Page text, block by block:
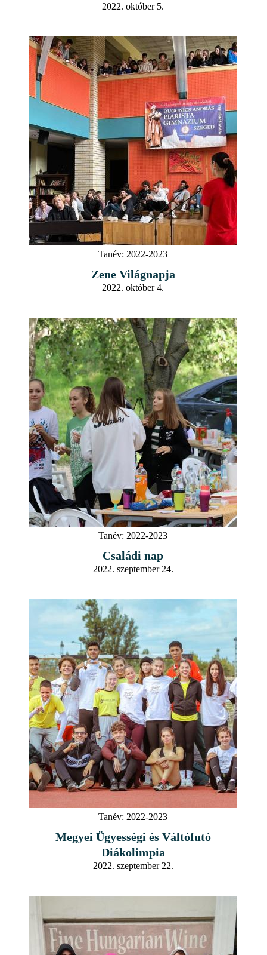
2022. október 5.
Tanév: 2022-2023
Zene Világnapja
2022. október 4.
Tanév: 2022-2023
Családi nap
2022. szeptember 24.
Tanév: 2022-2023
Megyei Ügyességi és Váltófutó
Diákolimpia
2022. szeptember 22.